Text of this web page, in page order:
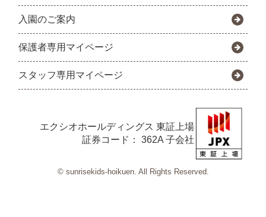
入園のご案内
保護者専用マイページ
スタッフ専用マイページ
エクシオホールディングス 東証上場
証券コード： 362A 子会社
© sunrisekids-hoikuen. All Rights Reserved.